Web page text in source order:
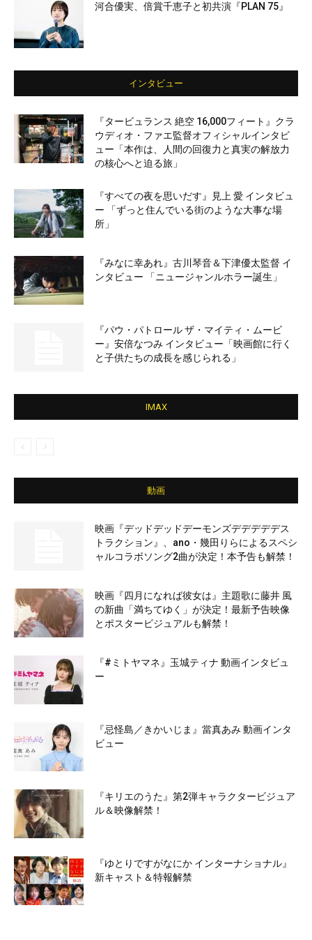
河合優実、倍賞千恵子と初共演『PLAN 75』
インタビュー
『タービュランス 絶空 16,000フィート』クラ
ウディオ・ファエ監督オフィシャルインタビ
ュー「本作は、人間の回復力と真実の解放力
の核心へと迫る旅」
『すべての夜を思いだす』見上 愛 インタビュ
ー 「ずっと住んでいる街のような大事な場
所」
『みなに幸あれ』古川琴音＆下津優太監督 イ
ンタビュー 「ニュージャンルホラー誕生」
『パウ・パトロール ザ・マイティ・ムービ
ー』安倍なつみ インタビュー「映画館に行く
と子供たちの成長を感じられる」
IMAX
動画
映画『デッドデッドデーモンズデデデデデス
トラクション』、ano・幾田りらによるスペシ
ャルコラボソング2曲が決定！本予告も解禁！
映画『四月になれば彼女は』主題歌に藤井 風
の新曲「満ちてゆく」が決定！最新予告映像
とポスタービジュアルも解禁！
『#ミトヤマネ』玉城ティナ 動画インタビュ
ー
『忌怪島／きかいじま』當真あみ 動画インタ
ビュー
『キリエのうた』第2弾キャラクタービジュア
ル＆映像解禁！
『ゆとりですがなにか インターナショナル』
新キャスト＆特報解禁